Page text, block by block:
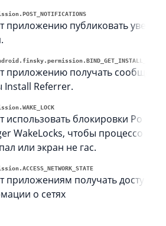
приложению публиковать уве
приложению получать
Install Referrer.
использовать блокировки Po
WakeLocks, чтобы процессо
или экран не гас.
приложениям получать досту
о сетях